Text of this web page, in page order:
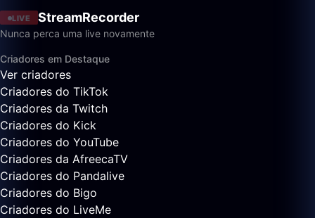
LIVE StreamRecorder
Nunca perca uma live novamente
Criadores em Destaque
Ver criadores
Criadores do TikTok
Criadores da Twitch
Criadores do Kick
Criadores do YouTube
Criadores da AfreecaTV
Criadores do Pandalive
Criadores do Bigo
Criadores do LiveMe